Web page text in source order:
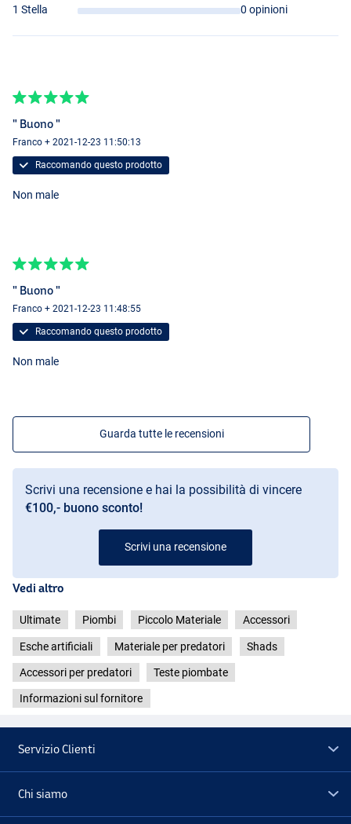
1 Stella
0 opinioni
" Buono "
Franco + 2021-12-23 11:50:13
Raccomando questo prodotto
Non male
" Buono "
Franco + 2021-12-23 11:48:55
Raccomando questo prodotto
Non male
Guarda tutte le recensioni
Scrivi una recensione e hai la possibilità di vincere
€100,- buono sconto!
Scrivi una recensione
Vedi altro
Ultimate Piombi Piccolo Materiale Accessori
Esche artificiali Materiale per predatori Shads
Accessori per predatori Teste piombate
Informazioni sul fornitore
Servizio Clienti
Chi siamo